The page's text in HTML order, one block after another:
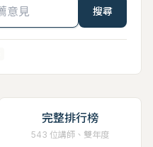
搜尋
完整排行榜
543 位講師、雙年度